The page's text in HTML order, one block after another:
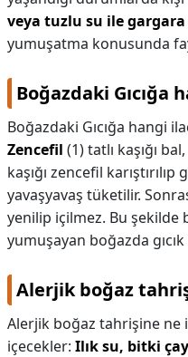
veya tuzlu su ile gargara
yumuşatma konusunda
Boğazdaki Gıcığa
Boğazdaki Gıcığa hangi
Zencefil (1) tatlı kaşığı
kaşığı zencefil
yavaşyavaş tüketilir.
yenilip içilmez. Bu
yumuşayan boğazda
Alerjik boğaz
Alerjik boğaz tahrişine ne
içecekler: Ilık su, bitki